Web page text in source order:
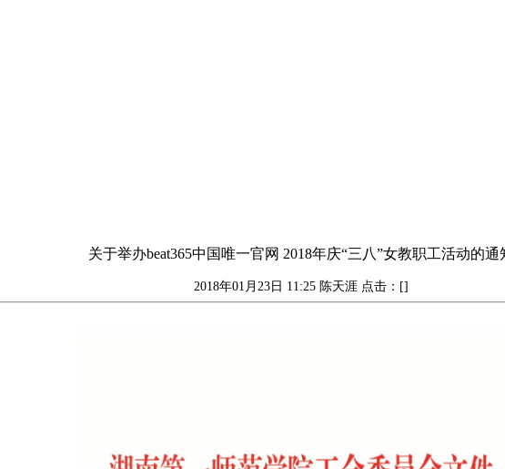
关于举办beat365中国唯一官网 2018年庆“三八”女教职工活动的通
2018年01月23日 11:25 陈天涯 点击：[]